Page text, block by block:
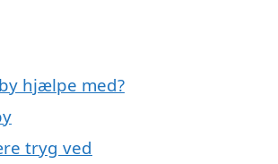
hjælpe med?
tryg ved